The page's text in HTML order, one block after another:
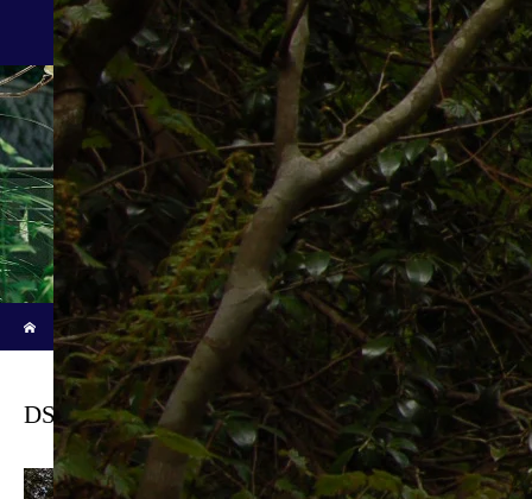
新着記事
ホーム
ブログ
DSC_0486
DSC_0486